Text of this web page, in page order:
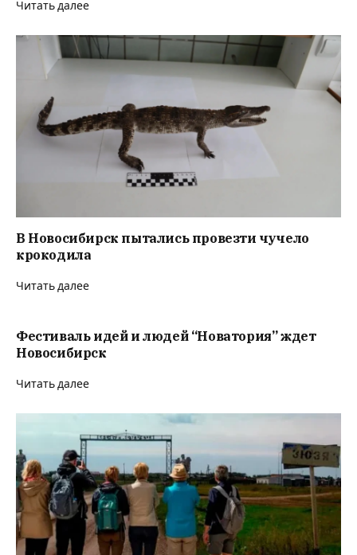
Читать далее
В Новосибирск пытались провезти чучело
крокодила
Читать далее
Фестиваль идей и людей “Новатория” ждет
Новосибирск
Читать далее